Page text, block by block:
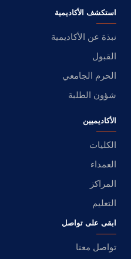
استكشف الأكاديمية
نبذة عن الأكاديمية
القبول
الحرم الجامعي
شؤون الطلبة
الأكاديميين
الكليات
العمداء
المراكز
التعليم
ابقى على تواصل
تواصل معنا